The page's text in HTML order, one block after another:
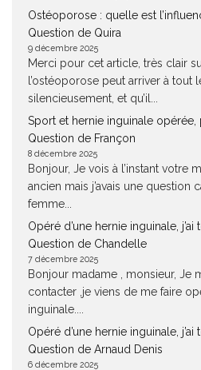
Ostéoporose : quelle est
Question de Quira
9 décembre 2025
Merci pour cet article, très clair
l’ostéoporose peut arriver à tout
silencieusement, et qu’il...
Sport et hernie inguinale opérée,
Question de Françon
8 décembre 2025
Bonjour, Je vois à l’instant votre
ancien mais j’avais une question
femme...
Opéré d’une hernie inguinale, j’ai
Question de Chandelle
7 décembre 2025
Bonjour madame , monsieur, Je
contacter ,je viens de me faire
inguinale....
Opéré d’une hernie inguinale, j’ai
Question de Arnaud Denis
6 décembre 2025